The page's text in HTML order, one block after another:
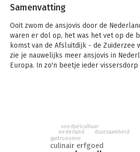
Samenvatting
Ooit zwom de ansjovis door de
waren er dol op, het was het vet op de
komst van de Afsluitdijk - de Zuiderzee
zie je nauwelijks meer ansjovis in
Europa. In zo'n beetje ieder vissersdorp
men Hoekse en Kabeljauwse twisten
op de pizza. In Nederland is er nog één
Zoom die op ansjovis vist, hoewel de
culinair erfgoed
gastronomie
nederland
voedselcultuur
duurzaamheid